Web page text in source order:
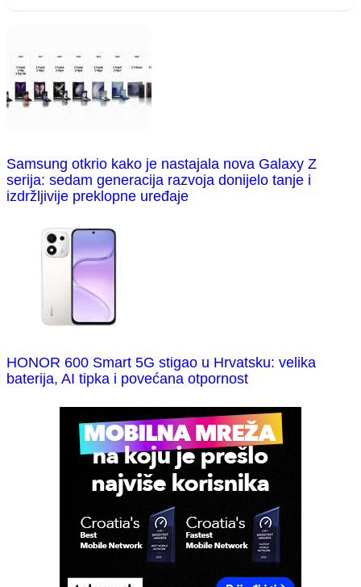
Samsung otkrio kako je nastajala nova Galaxy Z
serija: sedam generacija razvoja donijelo tanje i
izdržljivije preklopne uređaje
HONOR 600 Smart 5G stigao u Hrvatsku: velika
baterija, AI tipka i povećana otpornost